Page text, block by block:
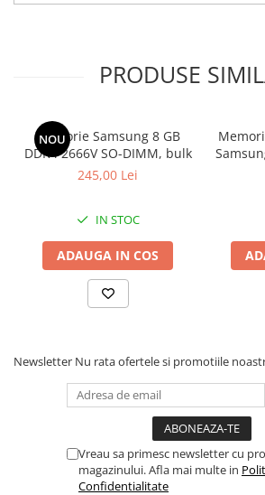
PRODUSE
NOU
Memorie Samsung 8 GB
DDR4 2666V SO-DIMM, bulk
245,00 Lei
IN STOC
ADAUGA IN COS
Newsletter Nu rata ofertele si promotiile
Vreau sa primesc newsletter cu
magazinului. Afla mai multe in
Confidentialitate